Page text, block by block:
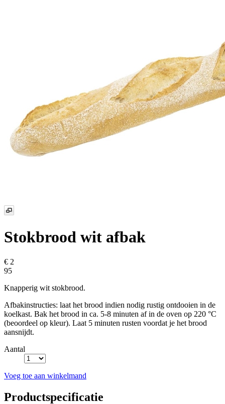
Stokbrood wit afbak
€ 2
95
Knapperig wit stokbrood.
Afbakinstructies: laat het brood indien nodig rustig ontdooien in de
koelkast. Bak het brood in ca. 5-8 minuten af in de oven op 220 °C
(beoordeel op kleur). Laat 5 minuten rusten voordat je het brood
aansnijdt.
Aantal
Voeg toe aan winkelmand
Productspecificatie